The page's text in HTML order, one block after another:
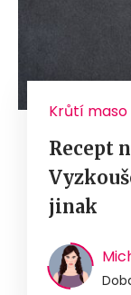
Krůtí maso
Recept
jinak